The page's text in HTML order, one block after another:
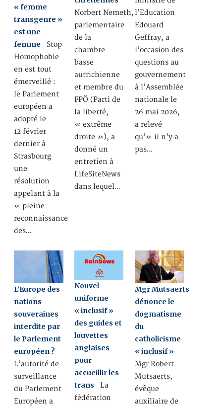
« femme
transgenre »
est une
femme Stop
Homophobie
en est tout
émerveillé :
le Parlement
européen a
adopté le
12 février
dernier à
Strasbourg
une
résolution
appelant à la
« pleine
reconnaissance
des…
Norbert Nemeth,
parlementaire
de la
chambre
basse
autrichienne
et membre du
FPÖ (Parti de
la liberté,
« extrême-
droite »), a
donné un
entretien à
LifeSiteNews
dans lequel…
l’Education
Edouard
Geffray, a
l’occasion des
questions au
gouvernement
à l’Assemblée
nationale le
26 mai 2026,
a relevé
qu’« il n’y a
pas…
L’Europe des
nations
souveraines
interdite par
le Parlement
européen ?
L’autorité de
surveillance
du Parlement
Européen a
Nouvel
uniforme
« inclusif »
des guides et
louvettes
anglaises
pour
accueillir les
trans La
fédération
Mgr Mutsaerts
dénonce le
dogmatisme
du
catholicisme
« inclusif »
Mgr Robert
Mutsaerts,
évêque
auxiliaire de